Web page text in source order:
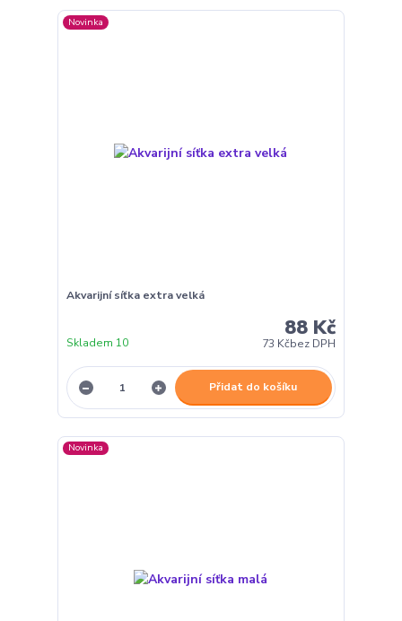
Novinka
Akvarijní síťka extra velká
88 Kč
73 Kčbez DPH
Skladem 10
Přidat do košíku
Novinka